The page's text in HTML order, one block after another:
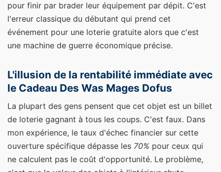
pour finir par brader leur équipement par dépit. C'est
l'erreur classique du débutant qui prend cet
événement pour une loterie gratuite alors que c'est
une machine de guerre économique précise.
L'illusion de la rentabilité immédiate avec
le Cadeau Des Was Mages Dofus
La plupart des gens pensent que cet objet est un billet
de loterie gagnant à tous les coups. C'est faux. Dans
mon expérience, le taux d'échec financier sur cette
ouverture spécifique dépasse les 70% pour ceux qui
ne calculent pas le coût d'opportunité. Le problème,